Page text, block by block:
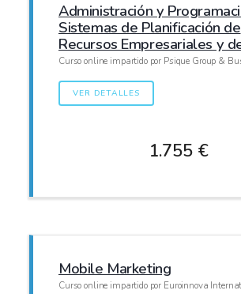
Administración y
Sistemas de Planificación de
Recursos Empresariales y
Curso online impartido por Psique Group &
VER DETALLES
1.755 €
Mobile Marketing
Curso online impartido por Euroinnova